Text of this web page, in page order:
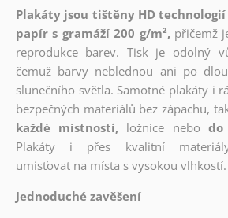
Plakáty jsou tištěny HD
papír s gramáží 200 g/m², přičemž
reprodukce barev. Tisk je odolný
čemuž barvy neblednou ani po
slunečního světla. Samotné plakáty i
bezpečných materiálů bez zápachu,
každé místnosti, ložnice nebo do
Plakáty i přes kvalitní materiály
umisťovat na místa s vysokou vlhkostí.
Jednoduché zavěšení